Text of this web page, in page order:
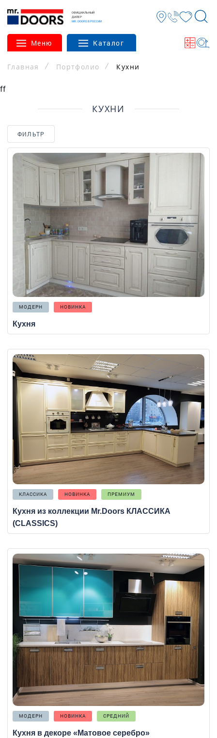
ОФИЦИАЛЬНЫЙ
ДИЛЕР
MR. DOORS В РОССИИ
Меню Каталог
Главная Портфолио Кухни
ff
КУХНИ
ФИЛЬТР
МОДЕРН НОВИНКА
Кухня
КЛАССИКА НОВИНКА ПРЕМИУМ
Кухня из коллекции Mr.Doors КЛАССИКА
(CLASSICS)
МОДЕРН НОВИНКА СРЕДНИЙ
Кухня в декоре «Матовое серебро»